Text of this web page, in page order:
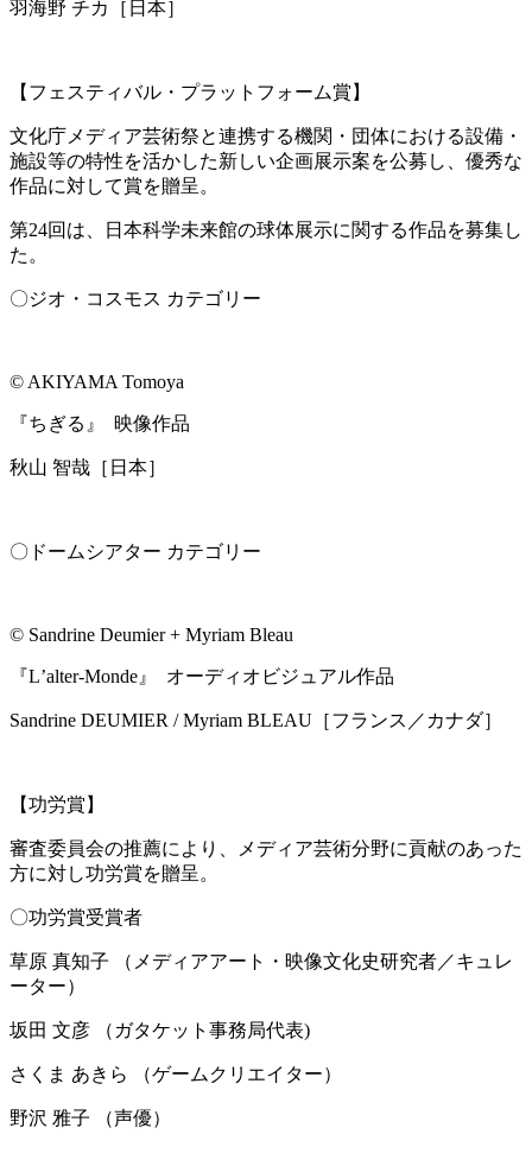
羽海野 チカ［日本］
【フェスティバル・プラットフォーム賞】
文化庁メディア芸術祭と連携する機関・団体における設備・
施設等の特性を活かした新しい企画展示案を公募し、優秀な
作品に対して賞を贈呈。
第24回は、日本科学未来館の球体展示に関する作品を募集し
た。
〇ジオ・コスモス カテゴリー
© AKIYAMA Tomoya
『ちぎる』 映像作品
秋山 智哉［日本］
〇ドームシアター カテゴリー
© Sandrine Deumier + Myriam Bleau
『Lʼalter-Monde』 オーディオビジュアル作品
Sandrine DEUMIER / Myriam BLEAU［フランス／カナダ］
【功労賞】
審査委員会の推薦により、メディア芸術分野に貢献のあった
方に対し功労賞を贈呈。
〇功労賞受賞者
草原 真知⼦ （メディアアート・映像文化史研究者／キュレ
ーター）
坂田 文彦 （ガタケット事務局代表)
さくま あきら （ゲームクリエイター）
野沢 雅⼦ （声優）